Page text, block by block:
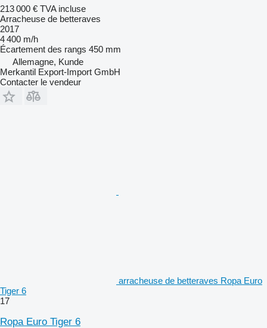
213 000 € TVA incluse
Arracheuse de betteraves
2017
4 400 m/h
Écartement des rangs 450 mm
Allemagne, Kunde
Merkantil Export-Import GmbH
Contacter le vendeur
arracheuse de betteraves Ropa Euro
Tiger 6
17
Ropa Euro Tiger 6